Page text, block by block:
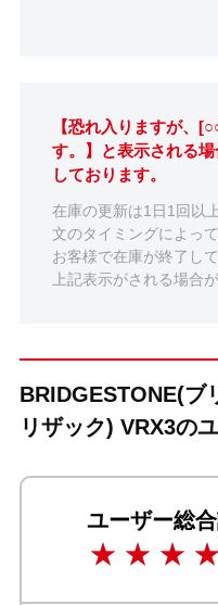
【恐れ入りますが、
す。】と表示される
しております。
在庫の更新は1日1回以
文のタイミングによっ
お客様で在庫が終了し
上記表示がされる場合
BRIDGESTONE(ブ
リザック) VRX3の
ユーザー総